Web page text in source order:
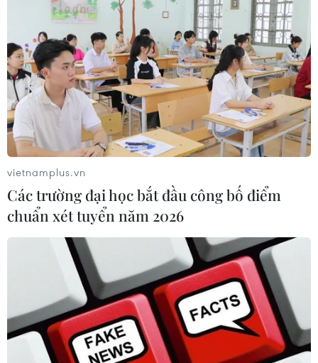
vietnamplus.vn
Các trường đại học bắt đầu công bố điểm
chuẩn xét tuyển năm 2026